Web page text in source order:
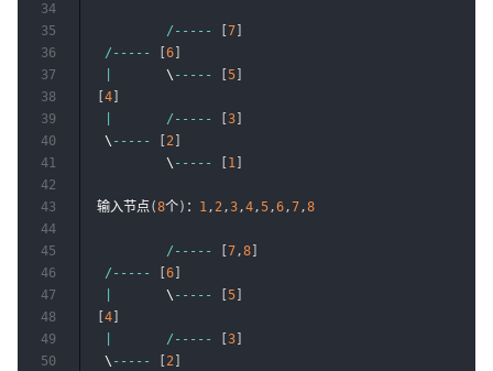
/ -- -- - 7
/ -- -- - 6
       \
-- -- - 5
4
/ -- -- - 3
\ -- -- - 2
         \
-- -- - 1
输入节点(8个) ： 1, 2,3,4,5,6,7,8
/ -- -- - 7,8
/ -- -- - 6
       \
-- -- - 5
4
/ -- -- - 3
\ -- -- - 2
34
35
36
37
38
39
40
41
42
43
44
45
46
47
48
49
50